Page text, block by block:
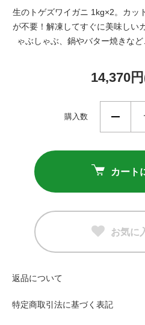
生のトゲズワイガニ 1kg×2。カッ
が不要！解凍してすぐに美味しい
ゃぶしゃぶ、鍋やバター焼きな
14,370
購入数
カート
お気に
返品について
特定商取引法に基づく表記